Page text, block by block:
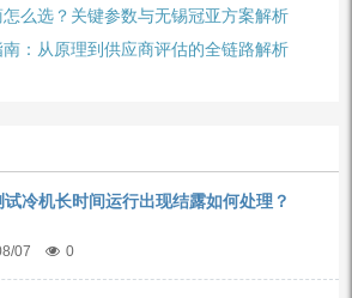
么选？关键参数与无锡冠亚方案解析
：从原理到供应商评估的全链路解析
试冷机长时间运行出现结露如何处理？
07 0